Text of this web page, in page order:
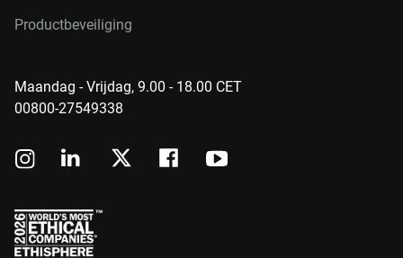
Productbeveiliging
Maandag - Vrijdag, 9.00 - 18.00 CET
00800-27549338